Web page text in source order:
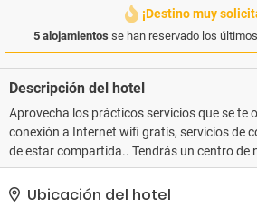
¡Destino muy
5 alojamientos se han reservado los
Descripción del hotel
Aprovecha los prácticos servicios que se te
conexión a Internet wifi gratis, servicios de
de estar compartida.. Tendrás un centro de
un servicio de recepción las 24 horas a tu
servicio de transporte al aeropuerto (ida y
Ubicación del hotel